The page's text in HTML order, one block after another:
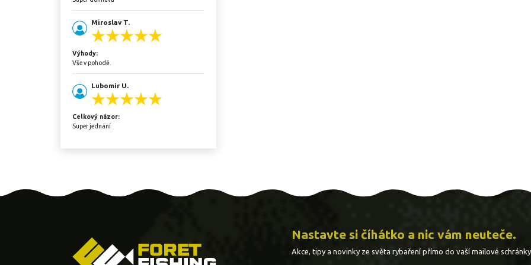
Miroslav T.
Výhody:
Vše v pohodě.
Lubomír U.
Celkový názor:
Super jednání
Nastavte si číhátko a nic vám neuteče.
Akce, tipy a novinky ze světa rybaření přímo do vaší mailové